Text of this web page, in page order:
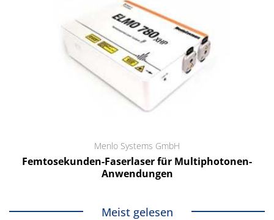
Menlo Systems GmbH
Femtosekunden-Faserlaser für Multiphotonen-
Anwendungen
Meist gelesen